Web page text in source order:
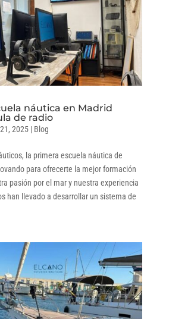
náutica en Madrid
de radio
2025| Blog
la primera escuela náutica de
para ofrecerte la mejor formación
pasión por el mar y nuestra experiencia
han llevado a desarrollar un sistema de